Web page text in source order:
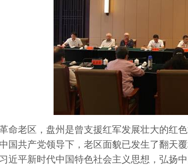
命老区，盘州是曾支援红军发展壮大的红
国共产党领导下，老区面貌已发生了翻天
近平新时代中国特色社会主义思想，弘扬